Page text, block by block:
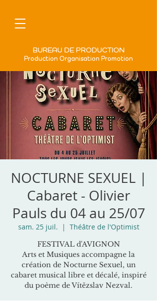
BUREAU DE PRODUCTION
Production Organisation Promotion
NOCTURNE SEXUEL |
Cabaret - Olivier
Pauls du 04 au 25/07
sam. 25 juil.
  |
Théâtre de l'Optimist
FESTIVAL d'AVIGNON
Arts et Musiques accompagne la
création de Nocturne Sexuel, un
cabaret musical libre et décalé, inspiré
du poème de Vítězslav Nezval.